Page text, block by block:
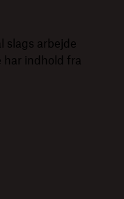
slags arbejde
har indhold fra